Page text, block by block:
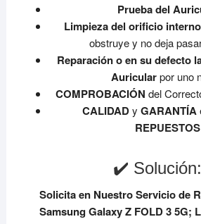
Prueba del
Limpieza del orificio interno
obstruye y no deja
Reparación o en su defecto
Auricularpor uno
COMPROBACIÓNdel
CALIDADy GARANTÍA
REPUESTOS
✔️ Solución:
Solicita en Nuestro Servicio de
Samsung Galaxy Z FOLD 3 5G;